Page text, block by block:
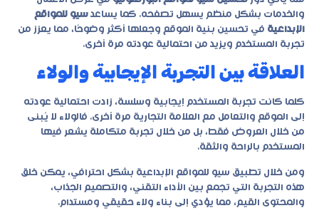
والخدمات بشكل منظم يسهل تصفحه. كما يساعد سيو للمواقع
الإبداعية في تحسين بنية الموقع وجعلها أكثر وضوحًا، مما يعزز من
تجربة المستخدم ويزيد من احتمالية عودته مرة أخرى.
العلاقة بين التجربة الإيجابية والولاء
كلما كانت تجربة المستخدم إيجابية وسلسة، زادت احتمالية عودته
إلى الموقع والتعامل مع العلامة التجارية مرة أخرى. فالولاء لا يُبنى
من خلال العروض فقط، بل من خلال تجربة متكاملة يشعر فيها
المستخدم بالراحة والثقة.
ومن خلال تطبيق سيو للمواقع الإبداعية بشكل احترافي، يمكن خلق
هذه التجربة التي تجمع بين الأداء التقني، والتصميم الجذاب،
والمحتوى القيم، مما يؤدي إلى بناء ولاء حقيقي ومستدام.